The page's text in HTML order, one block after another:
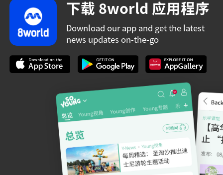
下载 8world 应用程序
Download our app and get the latest
news updates on-the-go